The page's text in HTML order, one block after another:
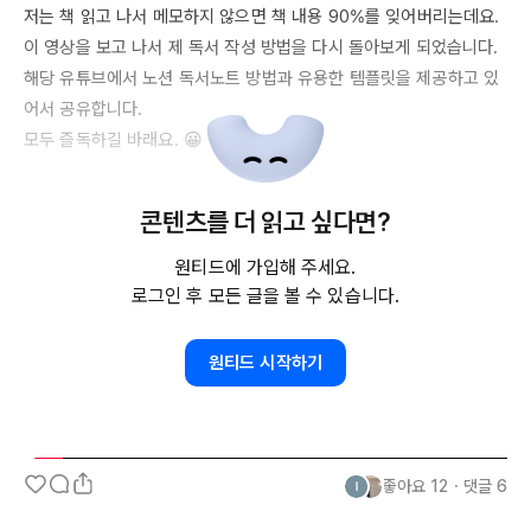
저는 책 읽고 나서 메모하지 않으면 책 내용 90%를 잊어버리는데요.
이 영상을 보고 나서 제 독서 작성 방법을 다시 돌아보게 되었습니다.
해당 유튜브에서 노션 독서노트 방법과 유용한 템플릿을 제공하고 있
어서 공유합니다.
모두 즐독하길 바래요. 😀
콘텐츠를 더 읽고 싶다면?
원티드에 가입해 주세요.
로그인 후 모든 글을 볼 수 있습니다.
원티드 시작하기
좋아요 12 ・ 댓글 6